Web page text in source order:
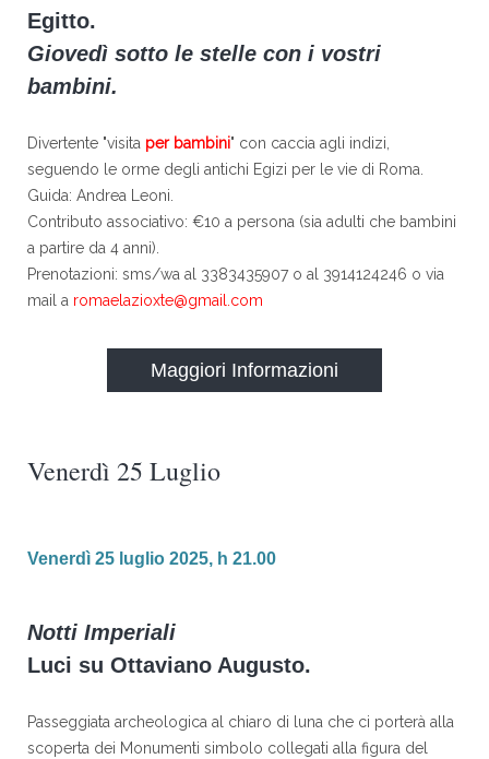
Egitto.
Giovedì sotto le stelle con i vostri
bambini.
Divertente "visita per bambini" con caccia agli indizi,
seguendo le orme degli antichi Egizi per le vie di Roma.
Guida: Andrea Leoni.
Contributo associativo: €10 a persona (sia adulti che bambini
a partire da 4 anni).
Prenotazioni: sms/wa al 3383435907 o al 3914124246 o via
mail a romaelazioxte@gmail.com
Maggiori Informazioni
Venerdì 25 Luglio
Venerdì 25 luglio 2025, h 21.00
Notti Imperiali
Luci su Ottaviano Augusto.
Passeggiata archeologica al chiaro di luna che ci porterà alla
scoperta dei Monumenti simbolo collegati alla figura del